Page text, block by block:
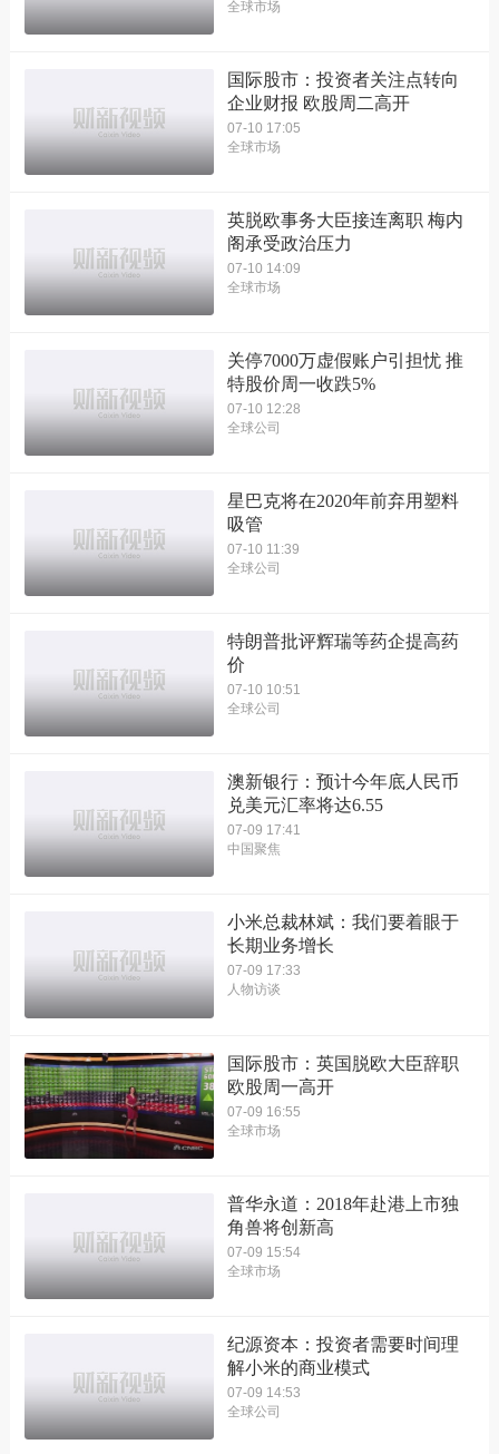
全球市场
国际股市：投资者关注点转向
企业财报 欧股周二高开
07-10 17:05
全球市场
英脱欧事务大臣接连离职 梅内
阁承受政治压力
07-10 14:09
全球市场
关停7000万虚假账户引担忧 推
特股价周一收跌5%
07-10 12:28
全球公司
星巴克将在2020年前弃用塑料
吸管
07-10 11:39
全球公司
特朗普批评辉瑞等药企提高药
价
07-10 10:51
全球公司
澳新银行：预计今年底人民币
兑美元汇率将达6.55
07-09 17:41
中国聚焦
小米总裁林斌：我们要着眼于
长期业务增长
07-09 17:33
人物访谈
国际股市：英国脱欧大臣辞职
欧股周一高开
07-09 16:55
全球市场
普华永道：2018年赴港上市独
角兽将创新高
07-09 15:54
全球市场
纪源资本：投资者需要时间理
解小米的商业模式
07-09 14:53
全球公司